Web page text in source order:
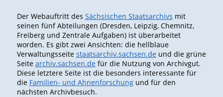
Der Webauftritt des Sächsischen Staatsarchivs mit
seinen fünf Abteilungen (Dresden, Leipzig, Chemnitz,
Freiberg und Zentrale Aufgaben) ist überarbeitet
worden. Es gibt zwei Ansichten: die hellblaue
Verwaltungsseite staatsarchiv.sachsen.de und die grüne
Seite archiv.sachsen.de für die Nutzung von Archivgut.
Diese letztere Seite ist die besonders interessante für
die Familien- und Ahnenforschungund für den
nächsten Archivbesuch.